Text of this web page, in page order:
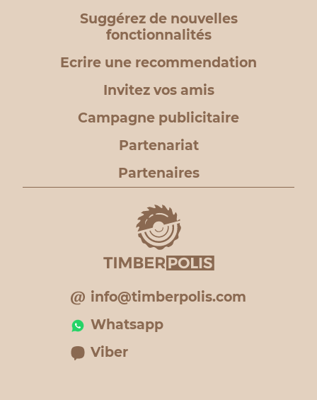
Suggérez de nouvelles
fonctionnalités
Ecrire une recommendation
Invitez vos amis
Campagne publicitaire
Partenariat
Partenaires
info@timberpolis.com
Whatsapp
Viber